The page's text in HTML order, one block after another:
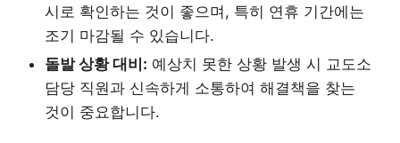
시로 확인하는 것이 좋으며, 특히 연휴 기간에는
조기 마감될 수 있습니다.
돌발 상황 대비: 예상치 못한 상황 발생 시 교도소
담당 직원과 신속하게 소통하여 해결책을 찾는
것이 중요합니다.